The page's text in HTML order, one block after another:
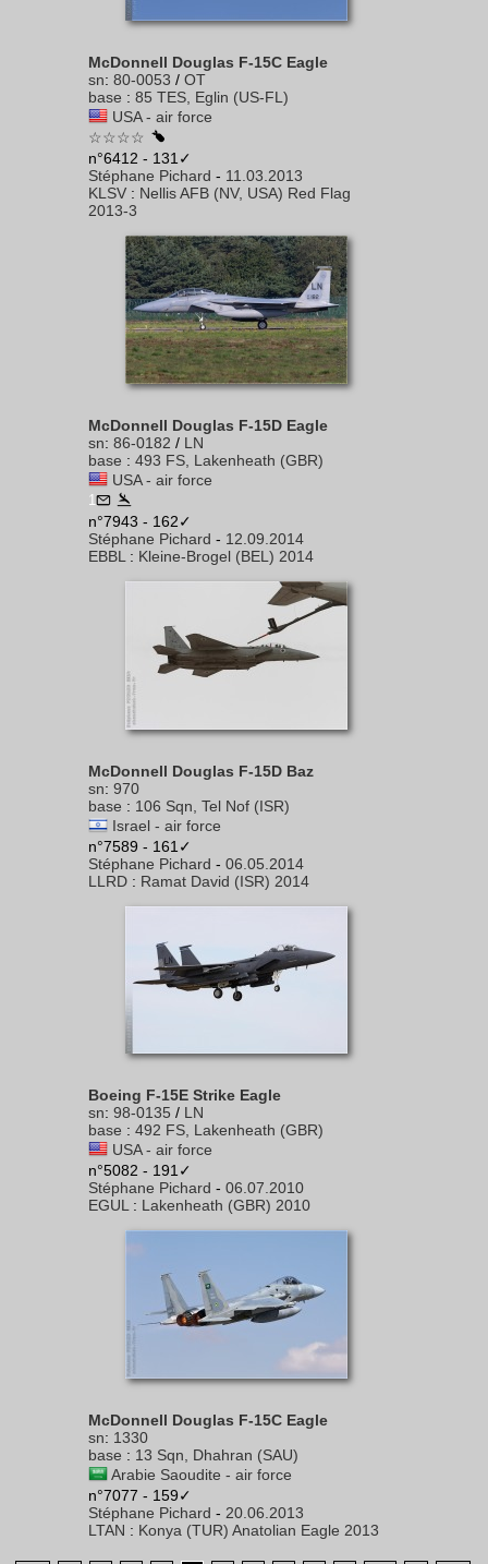
McDonnell Douglas F-15C Eagle
sn: 80-0053 / OT
base : 85 TES, Eglin (US-FL)
USA - air force
☆☆☆☆
n°6412 - 131✓
Stéphane Pichard - 11.03.2013
KLSV : Nellis AFB (NV, USA) Red Flag
2013-3
McDonnell Douglas F-15D Eagle
sn: 86-0182 / LN
base : 493 FS, Lakenheath (GBR)
USA - air force
1
n°7943 - 162✓
Stéphane Pichard - 12.09.2014
EBBL : Kleine-Brogel (BEL) 2014
McDonnell Douglas F-15D Baz
sn: 970
base : 106 Sqn, Tel Nof (ISR)
Israel - air force
n°7589 - 161✓
Stéphane Pichard - 06.05.2014
LLRD : Ramat David (ISR) 2014
Boeing F-15E Strike Eagle
sn: 98-0135 / LN
base : 492 FS, Lakenheath (GBR)
USA - air force
n°5082 - 191✓
Stéphane Pichard - 06.07.2010
EGUL : Lakenheath (GBR) 2010
McDonnell Douglas F-15C Eagle
sn: 1330
base : 13 Sqn, Dhahran (SAU)
Arabie Saoudite - air force
n°7077 - 159✓
Stéphane Pichard - 20.06.2013
LTAN : Konya (TUR) Anatolian Eagle 2013